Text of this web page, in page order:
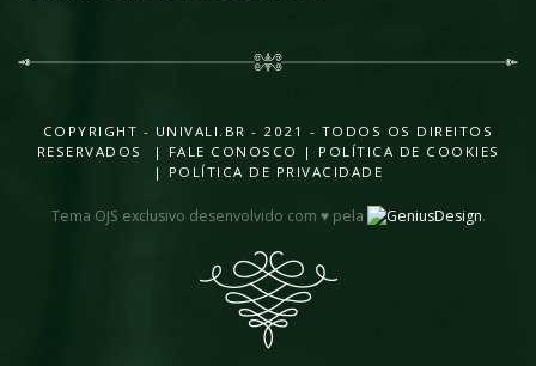
COPYRIGHT - UNIVALI.BR - 2021 - TODOS OS DIREITOS
RESERVADOS |
FALE CONOSCO | POLÍTICA DE COOKIES
| POLÍTICA DE PRIVACIDADE
Tema OJS exclusivo desenvolvido com ♥ pela .